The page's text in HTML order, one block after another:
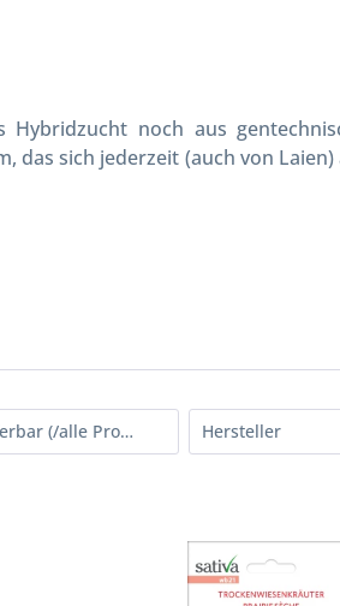
noch aus
das sich jederzeit (auch von
Sofort lieferbar (/alle Produkte) Hersteller
Tartuffli